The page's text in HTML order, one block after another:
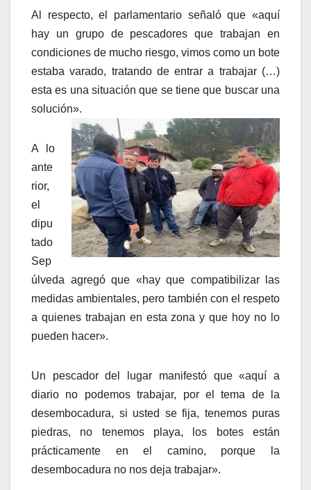
Al respecto, el parlamentario señaló que «aquí
hay un grupo de pescadores que trabajan en
condiciones de mucho riesgo, vimos como un bote
estaba varado, tratando de entrar a trabajar (…)
esta es una situación que se tiene que buscar una
solución».
A lo
ante
rior,
el
dipu
tado
Sep
úlveda agregó que «hay que compatibilizar las
medidas ambientales, pero también con el respeto
a quienes trabajan en esta zona y que hoy no lo
pueden hacer».
Un pescador del lugar manifestó que «aquí a
diario no podemos trabajar, por el tema de la
desembocadura, si usted se fija, tenemos puras
piedras, no tenemos playa, los botes están
prácticamente en el camino, porque la
desembocadura no nos deja trabajar».